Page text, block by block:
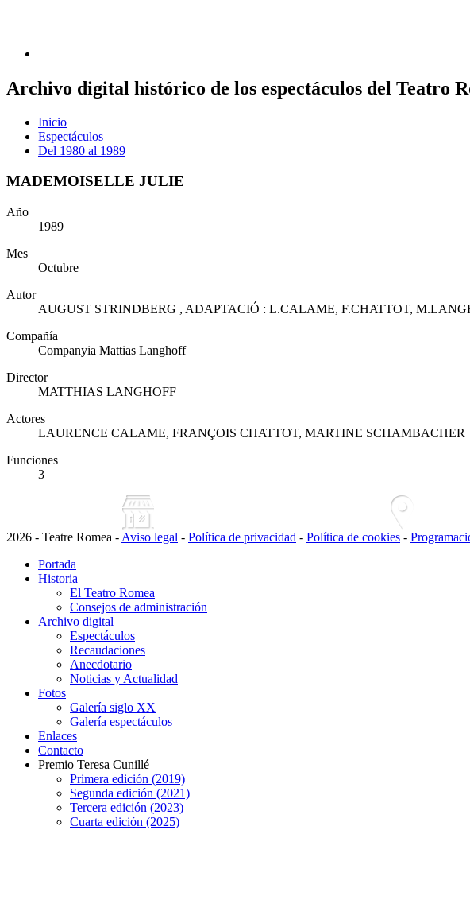
Archivo digital histórico de los espectáculos del Teatro
Inicio
Espectáculos
Del 1980 al 1989
MADEMOISELLE JULIE
Año
1989
Mes
Octubre
Autor
AUGUST STRINDBERG , ADAPTACIÓ : L.CALAME, F.CHATTOT,
Compañía
Companyia Mattias Langhoff
Director
MATTHIAS LANGHOFF
Actores
LAURENCE CALAME, FRANÇOIS CHATTOT, MARTINE SCHAMBACHER
Funciones
3
2026 - Teatre Romea - Aviso legal - Política de privacidad - Política de cookies -
Portada
Historia
El Teatro Romea
Consejos de administración
Archivo digital
Espectáculos
Recaudaciones
Anecdotario
Noticias y Actualidad
Fotos
Galería siglo XX
Galería espectáculos
Enlaces
Contacto
Premio Teresa Cunillé
Primera edición (2019)
Segunda edición (2021)
Tercera edición (2023)
Cuarta edición (2025)